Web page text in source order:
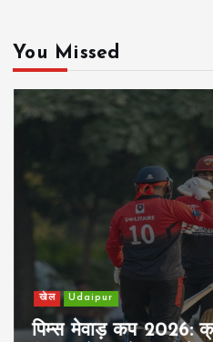
t
i
You Missed
खेल Udaipur
पिम्स मेवाड़ कप 2026: